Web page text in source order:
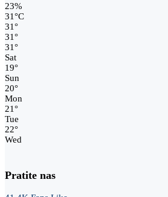
23%
31°C
31°
31°
31°
Sat
19°
Sun
20°
Mon
21°
Tue
22°
Wed
Pratite nas